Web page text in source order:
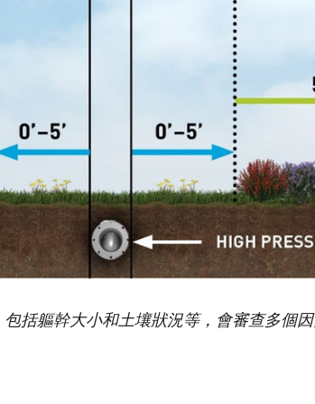
括軀幹大小和土壤狀況等，會審查多個